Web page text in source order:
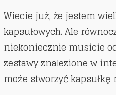
Wiecie już, że jestem
kapsułowych. Ale
niekoniecznie musicie
zestawy znalezione w
może stworzyć